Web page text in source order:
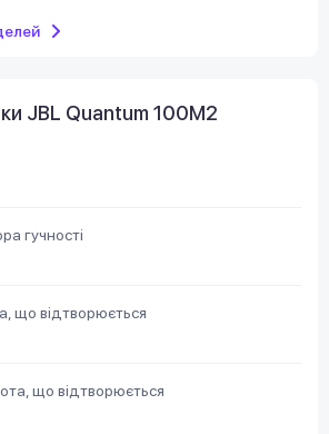
JBL Quantum 100M2
гучності
що відтворюється
що відтворюється